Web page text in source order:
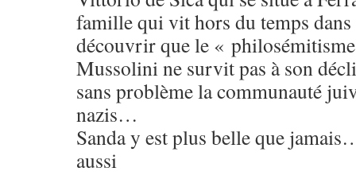
famille qui vit hors du temps
découvrir que le «
Mussolini ne survit pas à son
sans problème la communauté
nazis…
Sanda y est plus belle que
aussi